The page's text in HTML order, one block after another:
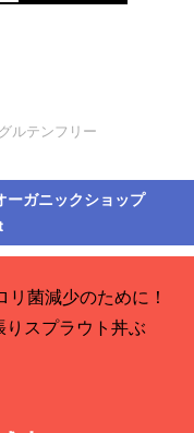
ルテンフリー
ーガニックショップ
リ菌減少のために！
スプラウト丼ぶ